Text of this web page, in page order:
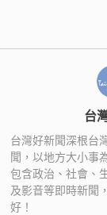
台
台灣好新聞深根台
聞，以地方大小事
包含政治、社會、
及影音等即時新聞
好！